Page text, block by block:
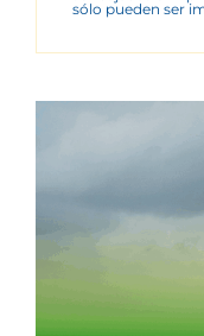
sólo pueden ser